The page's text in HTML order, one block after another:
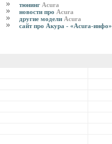
тюнинг Acura
новости про Acura
другие модели Acura
сайт про Акура - «Acura-инфо»